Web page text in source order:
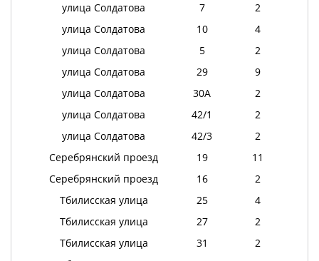
улица Солдатова
7
2
улица Солдатова
10
4
улица Солдатова
5
2
улица Солдатова
29
9
улица Солдатова
30А
2
улица Солдатова
42/1
2
улица Солдатова
42/3
2
Серебрянский проезд
19
11
Серебрянский проезд
16
2
Тбилисская улица
25
4
Тбилисская улица
27
2
Тбилисская улица
31
2